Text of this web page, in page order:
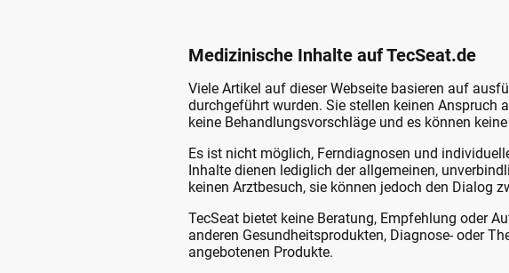
Medizinische Inhalte auf TecSeat.de
Viele Artikel auf dieser Webseite basieren auf
durchgeführt wurden. Sie stellen keinen Anspruch
keine Behandlungsvorschläge und es können
Es ist nicht möglich, Ferndiagnosen und
Inhalte dienen lediglich der allgemeinen,
keinen Arztbesuch, sie können jedoch den Dialog
TecSeat bietet keine Beratung, Empfehlung oder
anderen Gesundheitsprodukten, Diagnose- oder
angebotenen Produkte.